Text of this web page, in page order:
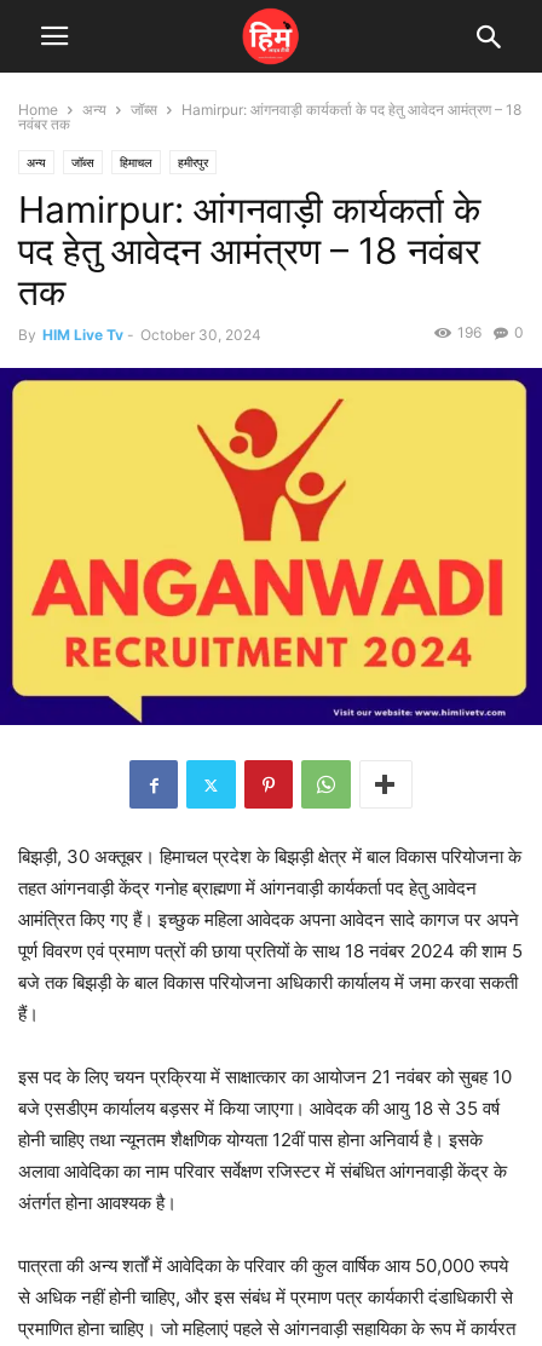
Home अन्य जॉब्स
Hamirpur: आंगनवाड़ी कार्यकर्ता के पद हेतु आवेदन आमंत्रण – 18
नवंबर तक
अन्य जॉब्स हिमाचल हमीरपुर
Hamirpur: आंगनवाड़ी कार्यकर्ता के
पद हेतु आवेदन आमंत्रण – 18 नवंबर
तक
By HIM Live Tv - October 30, 2024 0
196
बिझड़ी, 30 अक्तूबर। हिमाचल प्रदेश के बिझड़ी क्षेत्र में बाल विकास परियोजना के
तहत आंगनवाड़ी केंद्र गनोह ब्राह्मणा में आंगनवाड़ी कार्यकर्ता पद हेतु आवेदन
आमंत्रित किए गए हैं। इच्छुक महिला आवेदक अपना आवेदन सादे कागज पर अपने
पूर्ण विवरण एवं प्रमाण पत्रों की छाया प्रतियों के साथ 18 नवंबर 2024 की शाम 5
बजे तक बिझड़ी के बाल विकास परियोजना अधिकारी कार्यालय में जमा करवा सकती
हैं।
इस पद के लिए चयन प्रक्रिया में साक्षात्कार का आयोजन 21 नवंबर को सुबह 10
बजे एसडीएम कार्यालय बड़सर में किया जाएगा। आवेदक की आयु 18 से 35 वर्ष
होनी चाहिए तथा न्यूनतम शैक्षणिक योग्यता 12वीं पास होना अनिवार्य है। इसके
अलावा आवेदिका का नाम परिवार सर्वेक्षण रजिस्टर में संबंधित आंगनवाड़ी केंद्र के
अंतर्गत होना आवश्यक है।
पात्रता की अन्य शर्तों में आवेदिका के परिवार की कुल वार्षिक आय 50,000 रुपये
से अधिक नहीं होनी चाहिए, और इस संबंध में प्रमाण पत्र कार्यकारी दंडाधिकारी से
प्रमाणित होना चाहिए। जो महिलाएं पहले से आंगनवाड़ी सहायिका के रूप में कार्यरत